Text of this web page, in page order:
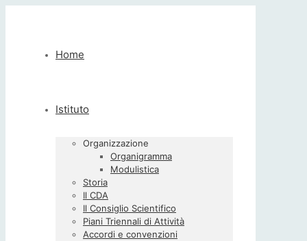
Home
Istituto
Organizzazione
Organigramma
Modulistica
Storia
Il CDA
Il Consiglio Scientifico
Piani Triennali di Attività
Accordi e convenzioni